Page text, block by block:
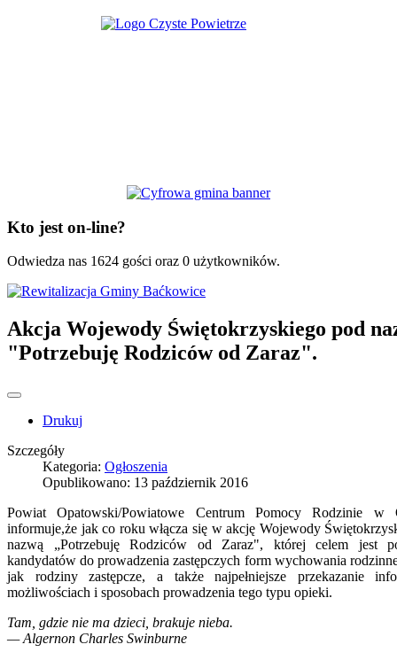
Kto jest on-line?
Odwiedza nas 1624 gości oraz 0 użytkowników.
Akcja Wojewody Świętokrzyskiego pod
"Potrzebuję Rodziców od Zaraz".
Drukuj
Szczegóły
Kategoria: Ogłoszenia
Opublikowano: 13 październik 2016
Powiat Opatowski/Powiatowe Centrum Pomocy Rodzinie w
informuje,że jak co roku włącza się w akcję Wojewody
nazwą „Potrzebuję Rodziców od Zaraz", której celem jest
kandydatów do prowadzenia zastępczych form wychowania
jak rodziny zastępcze, a także najpełniejsze przekazanie
możliwościach i sposobach prowadzenia tego typu opieki.
Tam, gdzie nie ma dzieci, brakuje nieba.
— Algernon Charles Swinburne